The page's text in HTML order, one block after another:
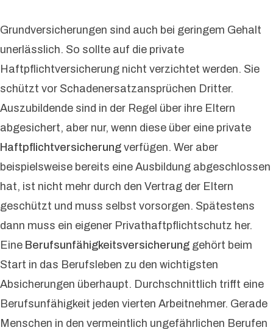
Grundversicherungen sind auch bei geringem Gehalt
unerlässlich. So sollte auf die private
Haftpflichtversicherung nicht verzichtet werden. Sie
schützt vor Schadenersatzansprüchen Dritter.
Auszubildende sind in der Regel über ihre Eltern
abgesichert, aber nur, wenn diese über eine private
Haftpflichtversicherung verfügen. Wer aber
beispielsweise bereits eine Ausbildung abgeschlossen
hat, ist nicht mehr durch den Vertrag der Eltern
geschützt und muss selbst vorsorgen. Spätestens
dann muss ein eigener Privathaftpflichtschutz her.
Eine Berufsunfähigkeitsversicherung gehört beim
Start in das Berufsleben zu den wichtigsten
Absicherungen überhaupt. Durchschnittlich trifft eine
Berufsunfähigkeit jeden vierten Arbeitnehmer. Gerade
Menschen in den vermeintlich ungefährlichen Berufen